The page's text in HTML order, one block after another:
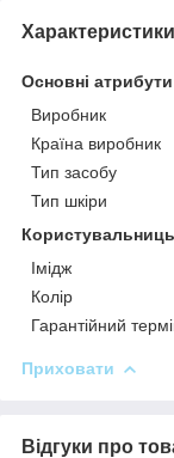
Характеристики
Основні атрибути
Виробник
Країна виробник
Тип засобу
Тип шкіри
Імідж
Колір
Гарантійний
Приховати
Відгуки про